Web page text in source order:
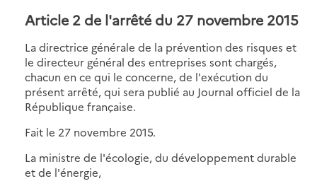
Article 2 de l'arrêté du 27 novembre 2015
La directrice générale de la prévention des risques et
le directeur général des entreprises sont chargés,
chacun en ce qui le concerne, de l'exécution du
présent arrêté, qui sera publié au Journal officiel de la
République française.
Fait le 27 novembre 2015.
La ministre de l'écologie, du développement durable
et de l'énergie,